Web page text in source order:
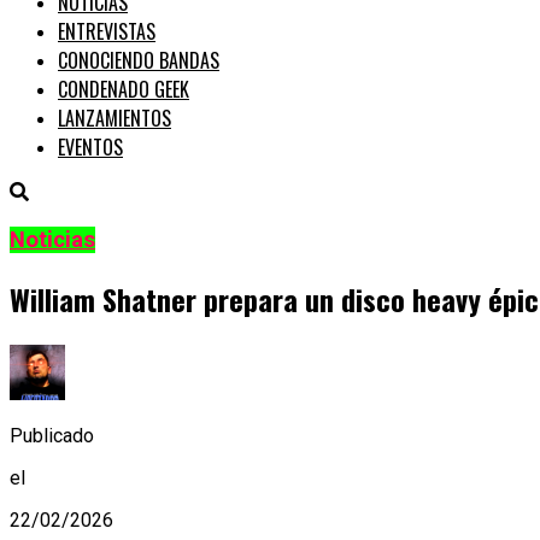
ENTREVISTAS
CONOCIENDO BANDAS
CONDENADO GEEK
LANZAMIENTOS
EVENTOS
Noticias
William Shatner prepara un disco heavy
Publicado
el
22/02/2026